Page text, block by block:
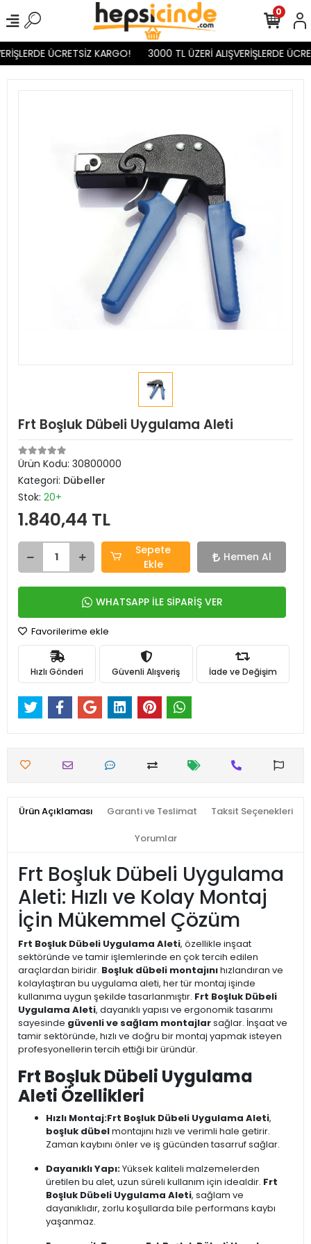
ÜCRETSİZ KARGO! 3000 TL ÜZERİ ALIŞVERİŞLERDE
0
Frt Boşluk Dübeli Uygulama Aleti
Ürün Kodu: 30800000
Kategori: Dübeller
Stok: 20+
1.840,44 TL
Sepete
Ekle
Hemen Al
WHATSAPP İLE SİPARİŞ VER
Favorilerime ekle
Hızlı Gönderi Güvenli Alışveriş İade ve Değişim
Ürün Açıklaması Garanti ve Teslimat Taksit Seçenekleri
Yorumlar
Frt Boşluk Dübeli Uygulama
Aleti: Hızlı ve Kolay Montaj
İçin Mükemmel Çözüm
Frt Boşluk Dübeli Uygulama Aleti, özellikle inşaat
sektöründe ve tamir işlemlerinde en çok tercih edilen
araçlardan biridir. Boşluk dübeli montajınıhızlandıran ve
kolaylaştıran bu uygulama aleti, her tür montaj işinde
kullanıma uygun şekilde tasarlanmıştır. Frt Boşluk Dübeli
Uygulama Aleti, dayanıklı yapısı ve ergonomik tasarımı
sayesinde güvenli ve sağlam montajlarsağlar. İnşaat ve
tamir sektöründe, hızlı ve doğru bir montaj yapmak isteyen
profesyonellerin tercih ettiği bir üründür.
Frt Boşluk Dübeli Uygulama
Aleti Özellikleri
Hızlı Montaj:Frt Boşluk Dübeli Uygulama Aleti,
boşluk dübelmontajını hızlı ve verimli hale getirir.
Zaman kaybını önler ve iş gücünden tasarruf sağlar.
Dayanıklı Yapı:Yüksek kaliteli malzemelerden
üretilen bu alet, uzun süreli kullanım için idealdir. Frt
Boşluk Dübeli Uygulama Aleti, sağlam ve
dayanıklıdır, zorlu koşullarda bile performans kaybı
yaşanmaz.